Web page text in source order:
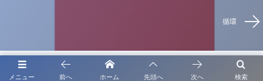
循環
メニュー 検索
前へ ホーム 先頭へ 次へ